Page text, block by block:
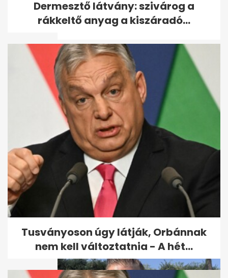
Orbánnak nem kell
változtatnia - A hét...
Távozik a köztársasági elnök:
így reagált Orbán - A hét...
Dermesztő látvány: szivárog a
rákkeltő anyag a kiszáradó...
Tusványoson úgy látják, Orbánnak
nem kell változtatnia - A hét...